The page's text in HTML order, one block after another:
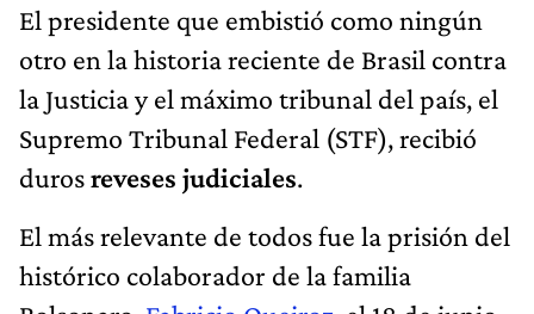
El presidente que embistió como ningún
otro en la historia reciente de Brasil contra
la Justicia y el máximo tribunal del país, el
Supremo Tribunal Federal (STF), recibió
durosreveses judiciales.
El más relevante de todos fue la prisión del
histórico colaborador de la familia